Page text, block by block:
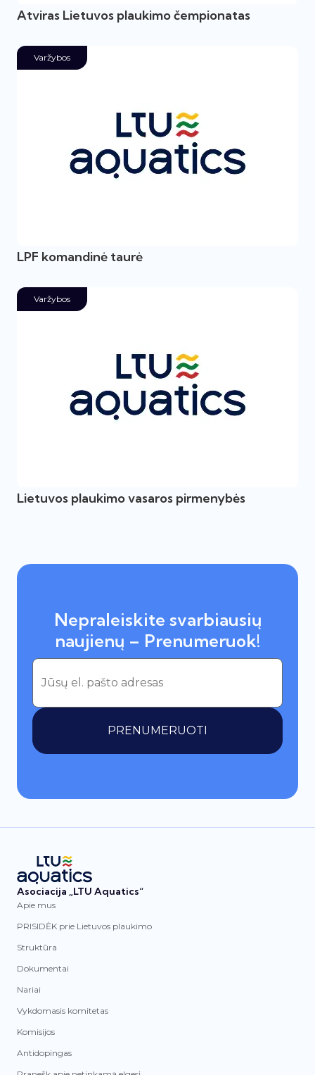
Atviras Lietuvos plaukimo čempionatas
Varžybos
LPF komandinė taurė
Varžybos
Lietuvos plaukimo vasaros pirmenybės
Nepraleiskite svarbiausių
naujienų – Prenumeruok!
PRENUMERUOTI
Asociacija „LTU Aquatics“
Apie mus
PRISIDĖK prie Lietuvos plaukimo
Struktūra
Dokumentai
Nariai
Vykdomasis komitetas
Komisijos
Antidopingas